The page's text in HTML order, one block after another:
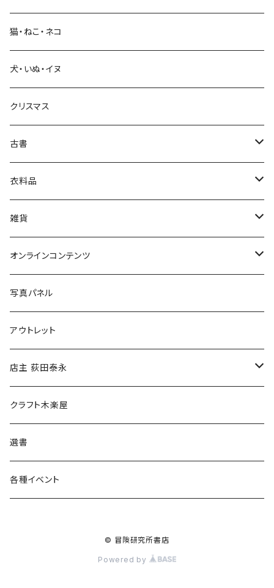
生活・暮らし
芸術・絵画・写真
絵本・児童書
娯楽・エンターテインメント
猫・ねこ・ネコ
犬・いぬ・イヌ
クリスマス
古書
古書セット
美術
衣料品
POLEWARDS
Tシャツ
雑貨
バッグ
ブックカバー
マグカップ
傘
食料品
その他
オンラインコンテンツ
冒険クロストーク
写真パネル
アウトレット
店主 荻田泰永
書籍
ウェア
クラフト木楽屋
選書
各種イベント
© 冒険研究所書店
Powered by